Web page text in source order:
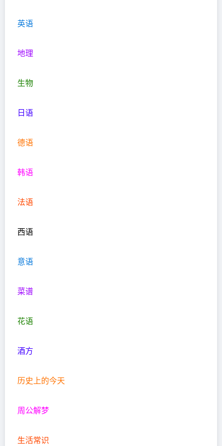
英语
地理
生物
日语
德语
韩语
法语
西语
意语
菜谱
花语
酒方
历史上的今天
周公解梦
生活常识